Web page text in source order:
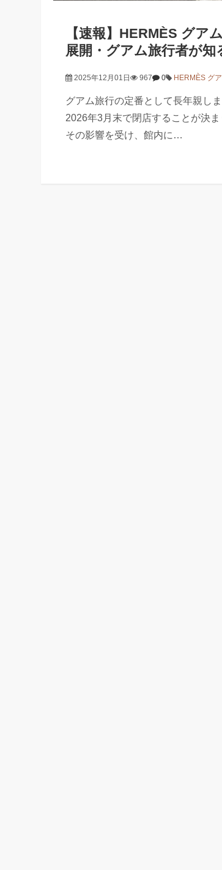
【速報】HERMÈS グア
展開・グアム旅行者が
2025年12月01日 967 0 HERMÈS グ
グアム旅行の定番として長年親し
2026年3月末で閉店することが決ま
その影響を受け、館内に…